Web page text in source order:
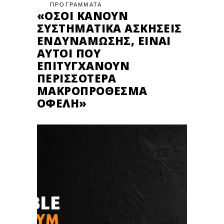
ΠΡΟΓΡΑΜΜΑΤΑ
«ΌΣΟΙ ΚΆΝΟΥΝ
ΣΥΣΤΗΜΑΤΙΚΆ ΑΣΚΉΣΕΙΣ
ΕΝΔΥΝΆΜΩΣΗΣ, ΕΊΝΑΙ
ΑΥΤΟΊ ΠΟΥ
ΕΠΙΤΥΓΧΆΝΟΥΝ
ΠΕΡΙΣΣΌΤΕΡΑ
ΜΑΚΡΟΠΡΌΘΕΣΜΑ
ΟΦΈΛΗ»